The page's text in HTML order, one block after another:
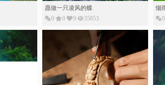
愿做一只凌风的蝶
0
0 9 35853
烟
0